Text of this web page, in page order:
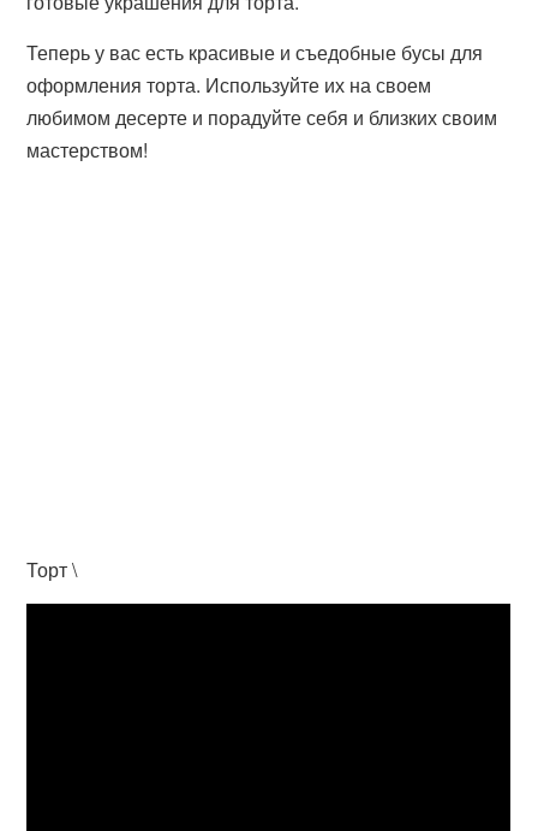
Теперь у вас есть красивые и съедобные бусы для
оформления торта. Используйте их на своем
любимом десерте и порадуйте себя и близких своим
мастерством!
Торт \